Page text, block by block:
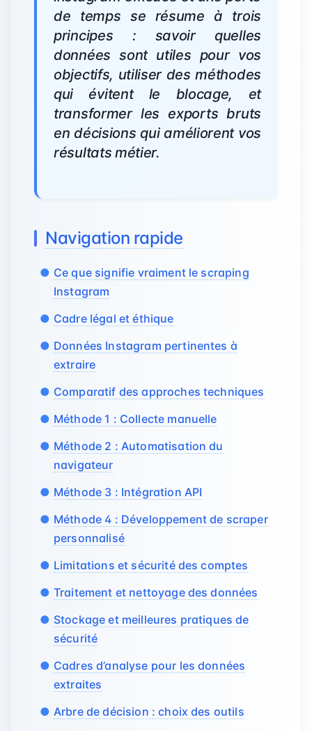
de temps se résume à trois
principes : savoir quelles
données sont utiles pour vos
objectifs, utiliser des méthodes
qui évitent le blocage, et
transformer les exports bruts
en décisions qui améliorent vos
résultats métier.
Navigation rapide
Ce que signifie vraiment le scraping
Instagram
Cadre légal et éthique
Données Instagram pertinentes à
extraire
Comparatif des approches techniques
Méthode 1 : Collecte manuelle
Méthode 2 : Automatisation du
navigateur
Méthode 3 : Intégration API
Méthode 4 : Développement de scraper
personnalisé
Limitations et sécurité des comptes
Traitement et nettoyage des données
Stockage et meilleures pratiques de
sécurité
Cadres d’analyse pour les données
extraites
Arbre de décision : choix des outils